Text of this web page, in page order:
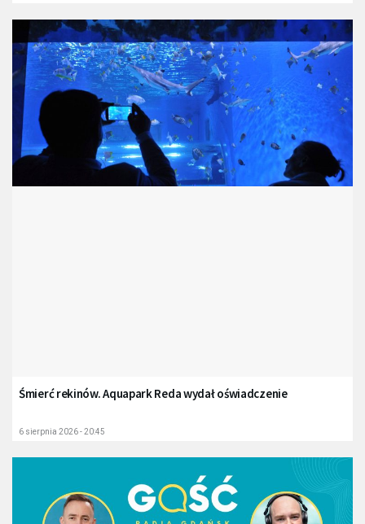
Śmierć rekinów. Aquapark Reda wydał oświadczenie
6 sierpnia 2026 - 20:45